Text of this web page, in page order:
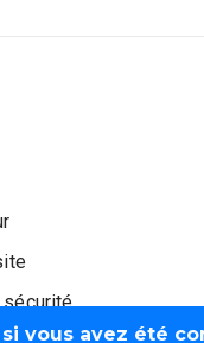
vous avez été
sécurité